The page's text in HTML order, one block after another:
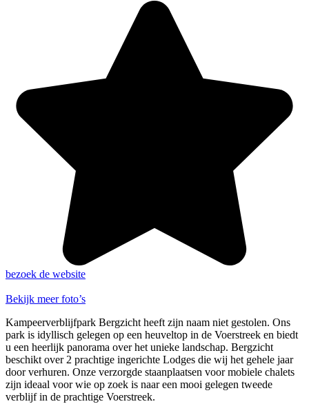
bezoek de website
Bekijk meer foto’s
Kampeerverblijfpark Bergzicht heeft zijn naam niet gestolen. Ons
park is idyllisch gelegen op een heuveltop in de Voerstreek en biedt
u een heerlijk panorama over het unieke landschap. Bergzicht
beschikt over 2 prachtige ingerichte Lodges die wij het gehele jaar
door verhuren. Onze verzorgde staanplaatsen voor mobiele chalets
zijn ideaal voor wie op zoek is naar een mooi gelegen tweede
verblijf in de prachtige Voerstreek.